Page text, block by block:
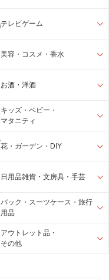
テレビゲーム
美容・コスメ・香水
お酒・洋酒
キッズ・ベビー・
マタニティ
花・ガーデン・DIY
日用品雑貨・文房具・手芸
バック・スーツケース・旅行
用品
アウトレット品・
その他